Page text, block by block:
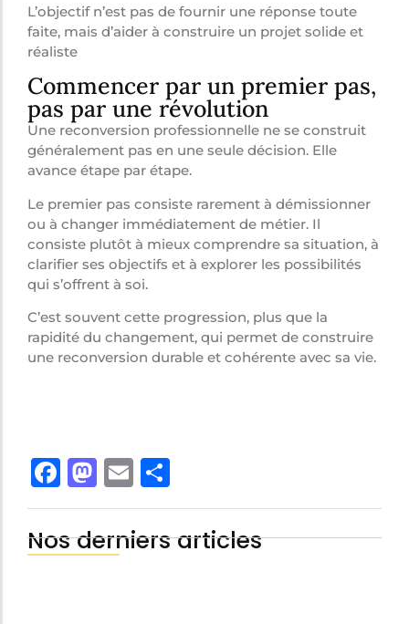
L’objectif n’est pas de fournir une réponse toute
faite, mais d’aider à construire un projet solide et
réaliste
Commencer par un premier pas,
pas par une révolution
Une reconversion professionnelle ne se construit
généralement pas en une seule décision. Elle
avance étape par étape.
Le premier pas consiste rarement à démissionner
ou à changer immédiatement de métier. Il
consiste plutôt à mieux comprendre sa situation, à
clarifier ses objectifs et à explorer les possibilités
qui s’offrent à soi.
C’est souvent cette progression, plus que la
rapidité du changement, qui permet de construire
une reconversion durable et cohérente avec sa vie.
Facebook
Mastodon
Email
Nos derniers articles